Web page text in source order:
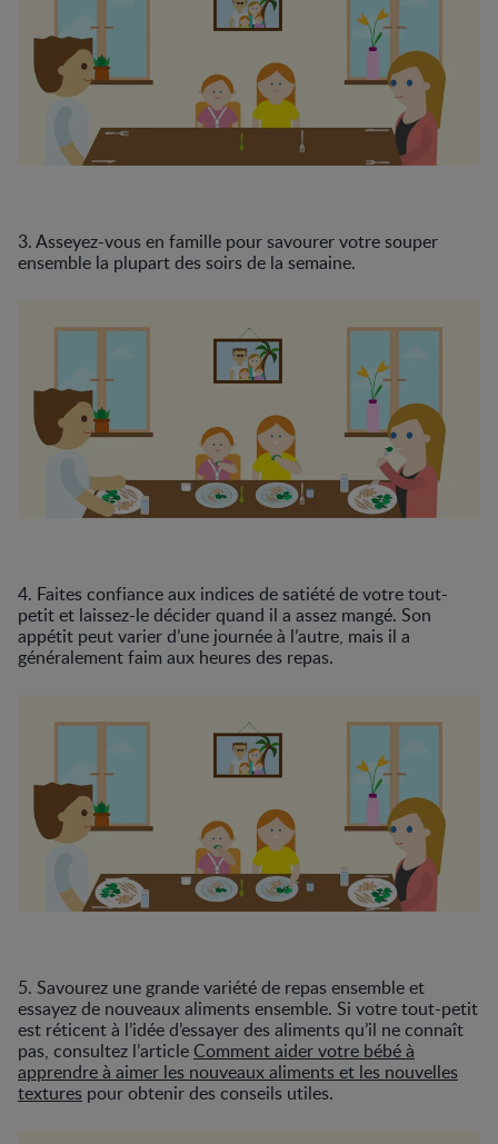
3. Asseyez-vous en famille pour savourer votre souper
ensemble la plupart des soirs de la semaine.
4. Faites confiance aux indices de satiété de votre tout-
petit et laissez-le décider quand il a assez mangé. Son
appétit peut varier d’une journée à l’autre, mais il a
généralement faim aux heures des repas.
5. Savourez une grande variété de repas ensemble et
essayez de nouveaux aliments ensemble. Si votre tout-petit
est réticent à l’idée d’essayer des aliments qu’il ne connaît
pas, consultez l’article Comment aider votre bébé à
apprendre à aimer les nouveaux aliments et les nouvelles
textures pour obtenir des conseils utiles.